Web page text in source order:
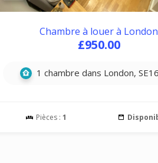
Chambre à louer à London
£950.00
1 chambre dans London,
Pièces : 1